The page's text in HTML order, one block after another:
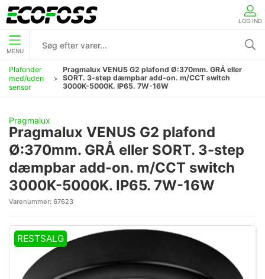
LOG IND
MENU
Plafonder
med/uden
sensor
Pragmalux VENUS G2 plafond Ø:370mm. GRÅ eller
SORT. 3-step dæmpbar add-on. m/CCT switch
3000K-5000K. IP65. 7W-16W
Pragmalux
Pragmalux VENUS G2 plafond
Ø:370mm. GRÅ eller SORT. 3-step
dæmpbar add-on. m/CCT switch
3000K-5000K. IP65. 7W-16W
Varenummer: 67623
RESTSALG